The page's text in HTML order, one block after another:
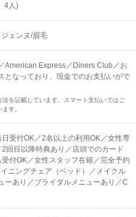
4人)
ェンヌ/眉毛
American Express／Diners Club／お
となっており、現金でのお支払いがで
を記載しています。スマート支払いではご
す。
受付OK／2名以上の利用OK／女性専
回目以降特典あり／店頭でのカード
付OK／女性スタッフ在籍／完全予約
ニングチェア（ベッド）／メイクル
ーあり／ブライダルメニューあり／C